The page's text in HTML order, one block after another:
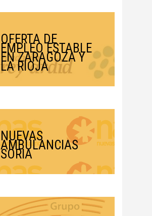
OFERTA DE
EMPLEO ESTABLE
EN ZARAGOZA Y
LA RIOJA
NUEVAS
AMBULANCIAS
SORIA